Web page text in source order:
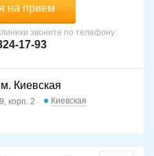
на прием
звоните по телефону:
17-93
Киевская
корп. 2
Киевская